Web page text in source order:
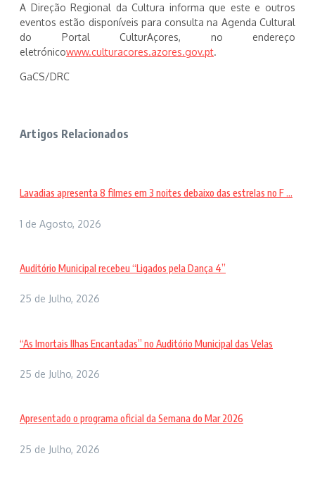
A Direção Regional da Cultura informa que este e outros
eventos estão disponíveis para consulta na Agenda Cultural
do Portal CulturAçores, no endereço
eletrónicowww.culturacores.azores.gov.pt.
GaCS/DRC
Artigos Relacionados
Lavadias apresenta 8 filmes em 3 noites debaixo das estrelas no F ...
1 de Agosto, 2026
Auditório Municipal recebeu “Ligados pela Dança 4”
25 de Julho, 2026
“As Imortais Ilhas Encantadas” no Auditório Municipal das Velas
25 de Julho, 2026
Apresentado o programa oficial da Semana do Mar 2026
25 de Julho, 2026